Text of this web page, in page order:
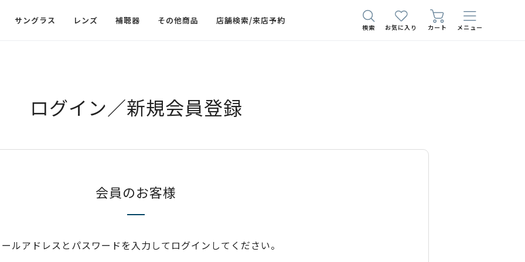
サングラス レンズ 補聴器 その他商品 店舗検索/来店予約
検索 お気に入り カート メニュー
ログイン／新規会員登録
会員のお客様
ルアドレスとパスワードを入力してログインしてください。